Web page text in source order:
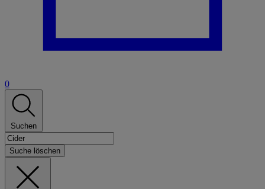
0
Suchen
Suche löschen